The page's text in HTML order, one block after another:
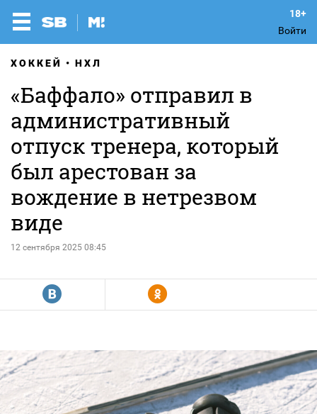
Войти
ХОККЕЙ НХЛ
«Баффало» отправил в
административный
отпуск тренера, который
был арестован за
вождение в нетрезвом
виде
12 сентября 2025 08:45
R Y